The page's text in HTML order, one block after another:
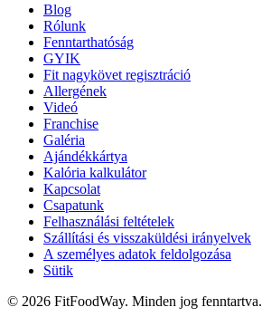
Blog
Rólunk
Fenntarthatóság
GYIK
Fit nagykövet regisztráció
Allergének
Videó
Franchise
Galéria
Ajándékkártya
Kalória kalkulátor
Kapcsolat
Csapatunk
Felhasználási feltételek
Szállítási és visszaküldési irányelvek
A személyes adatok feldolgozása
Sütik
© 2026 FitFoodWay. Minden jog fenntartva.